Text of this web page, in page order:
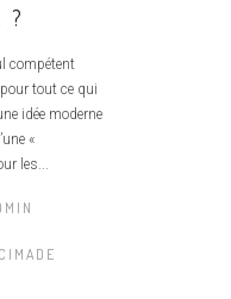
?
compétent
tout ce qui
idée moderne
«
les...